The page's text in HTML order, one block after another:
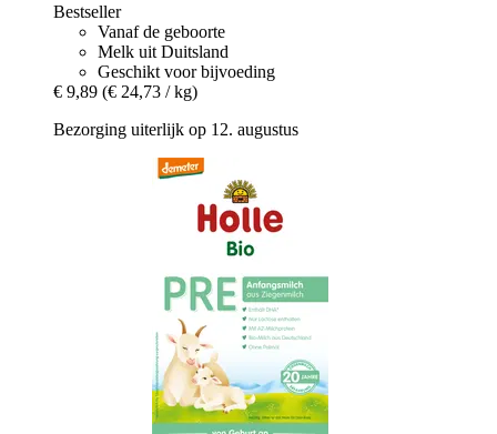
Bestseller
Vanaf de geboorte
Melk uit Duitsland
Geschikt voor bijvoeding
€ 9,89 (€ 24,73 / kg)
Bezorging uiterlijk op 12. augustus